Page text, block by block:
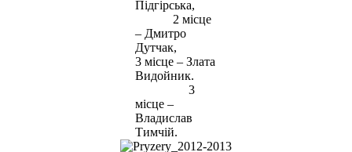
Підгірська,
2 місце
– Дмитро
Дутчак,
3 місце – Злата
Видойник.
3
місце –
Владислав
Тимчій.